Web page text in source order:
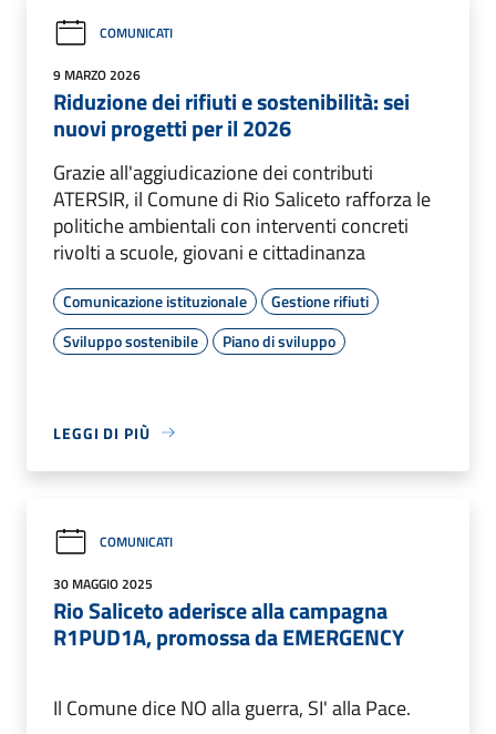
COMUNICATI
9 MARZO 2026
Riduzione dei rifiuti e sostenibilità: sei
nuovi progetti per il 2026
Grazie all'aggiudicazione dei contributi
ATERSIR, il Comune di Rio Saliceto rafforza le
politiche ambientali con interventi concreti
rivolti a scuole, giovani e cittadinanza
Comunicazione istituzionale
Gestione rifiuti
Sviluppo sostenibile
Piano di sviluppo
LEGGI DI PIÙ
COMUNICATI
30 MAGGIO 2025
Rio Saliceto aderisce alla campagna
R1PUD1A, promossa da EMERGENCY
Il Comune dice NO alla guerra, SI' alla Pace.